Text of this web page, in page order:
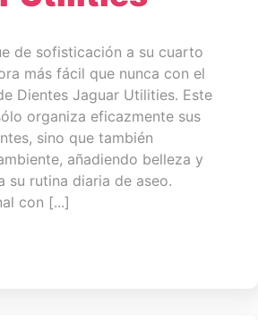
de sofisticación a su cuarto
más fácil que nunca con el
Dientes Jaguar Utilities. Este
organiza eficazmente sus
sino que también
añadiendo belleza y
su rutina diaria de aseo.
con [...]